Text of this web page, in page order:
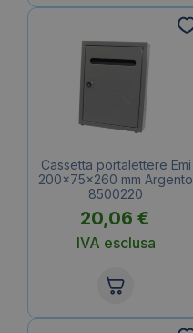
Cassetta portalettere Emi
200x75x260 mm Argento
8500220
20,06 €
IVA esclusa